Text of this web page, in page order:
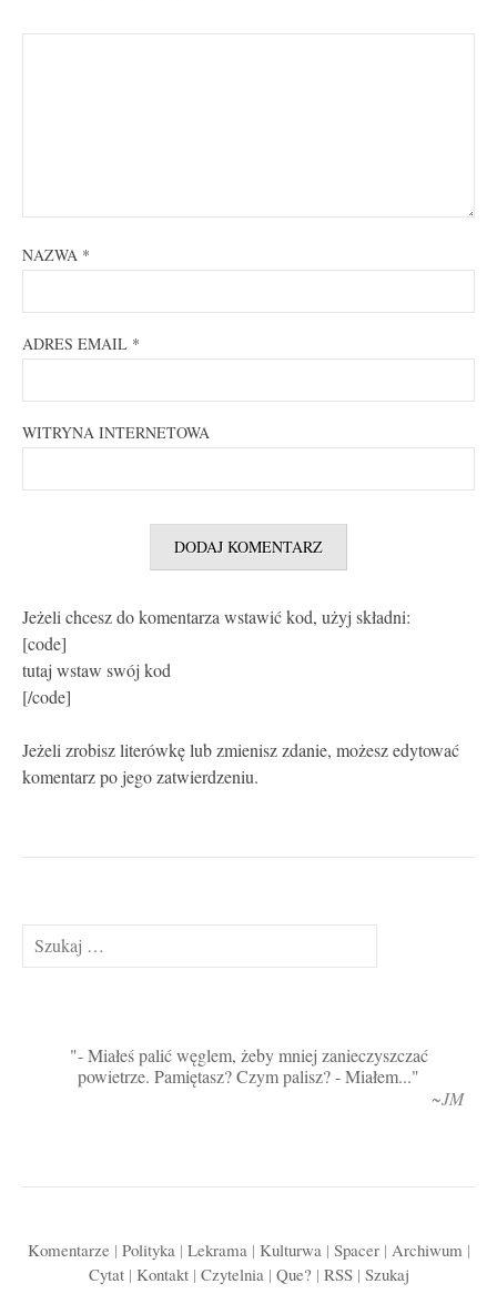
NAZWA *
ADRES EMAIL *
WITRYNA INTERNETOWA
Jeżeli chcesz do komentarza wstawić kod, użyj składni:
[code]
tutaj wstaw swój kod
[/code]
Jeżeli zrobisz literówkę lub zmienisz zdanie, możesz edytować
komentarz po jego zatwierdzeniu.
Szukaj:
- Miałeś palić węglem, żeby mniej zanieczyszczać
powietrze. Pamiętasz? Czym palisz? - Miałem...
~JM
Komentarze | Polityka | Lekrama | Kulturwa | Spacer| Archiwum |
Cytat| Kontakt| Czytelnia | Que? | RSS| Szukaj